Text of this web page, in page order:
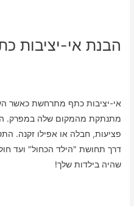
הבנת אי-יציבות
אי-יציבות כתף מתרחשת כאשר
מתנתקת מהמקום שלה במפרק.
פציעות, חבלה או אפילו זקנה.
דרך תחושת "הילד הכחול" ועד
שהיה בילדות שלך!